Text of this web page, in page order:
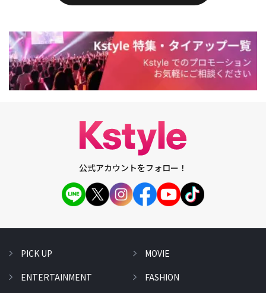
公式アカウントをフォロー！
PICK UP
ENTERTAINMENT
MOVIE
FASHION